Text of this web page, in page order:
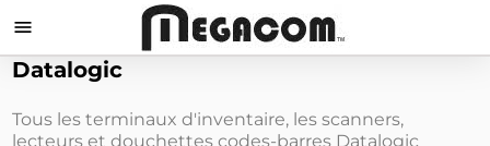

Datalogic
Tous les terminaux d'inventaire, les scanners,
lecteurs et douchettes codes-barres Datalogic